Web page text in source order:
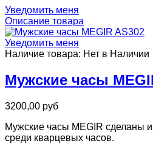
Уведомить меня
Описание товара
Уведомить меня
Наличие товара: Нет в Наличии
Мужские часы
3200,00 руб
Мужские часы MEGIR сделаны
среди кварцевых часов.